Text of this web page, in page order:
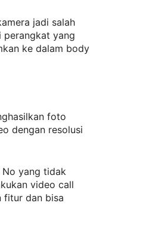
jadi salah
perangkat yang
ke dalam body
foto
dengan resolusi
No yang tidak
video call
fitur dan bisa